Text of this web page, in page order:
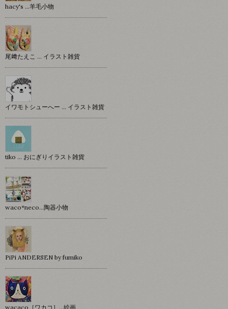
hacy's …羊毛小物
尾﨑たえこ … イラスト雑貨
イワモトシューへー … イラスト雑貨
tiko … おにぎりイラスト雑貨
waco*neco...陶器小物
PiPi ANDERSEN by fumiko
wacaco［ワカコ］…絵画